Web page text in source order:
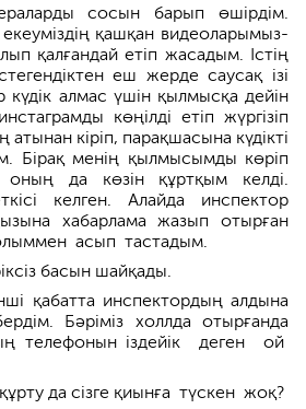
сосын барып өшірдім.
қашқан видеоларымыз­
қалғандай етіп жасадым. Істің
еш жерде саусақ ізі
күдік алмас үшін қылмысқа дейін
көңілді етіп жүргізіп
кіріп, парақшасына күдікті
Бірақ менің қылмысымды көріп
да көзін құртқым келді.
келген. Алайда инспектор
хабарлама жазып отырған
асып тастадым.
басын шайқады.
қабатта инспектордың алдына
Бәріміз холлда отырғанда
телефонын ізде­йік деген ой
да сізге қиынға түскен жоқ?